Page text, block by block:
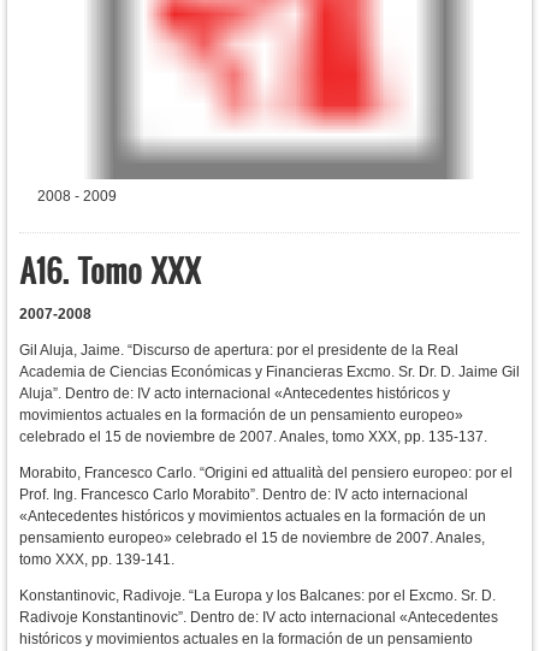
2008 - 2009
A16. Tomo XXX
2007-2008
Gil Aluja, Jaime. “Discurso de apertura: por el presidente de la Real
Academia de Ciencias Económicas y Financieras Excmo. Sr. Dr. D. Jaime Gil
Aluja”. Dentro de: IV acto internacional «Antecedentes históricos y
movimientos actuales en la formación de un pensamiento europeo»
celebrado el 15 de noviembre de 2007. Anales, tomo XXX, pp. 135-137.
Morabito, Francesco Carlo. “Origini ed attualità del pensiero europeo: por el
Prof. Ing. Francesco Carlo Morabito”. Dentro de: IV acto internacional
«Antecedentes históricos y movimientos actuales en la formación de un
pensamiento europeo» celebrado el 15 de noviembre de 2007. Anales,
tomo XXX, pp. 139-141.
Konstantinovic, Radivoje. “La Europa y los Balcanes: por el Excmo. Sr. D.
Radivoje Konstantinovic”. Dentro de: IV acto internacional «Antecedentes
históricos y movimientos actuales en la formación de un pensamiento